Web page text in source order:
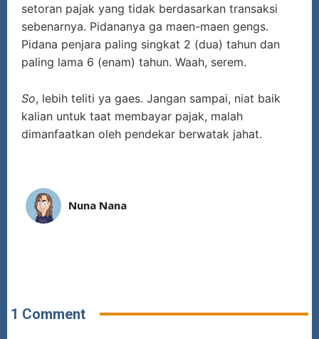
setoran pajak yang tidak berdasarkan transaksi
sebenarnya. Pidananya ga maen-maen gengs.
Pidana penjara paling singkat 2 (dua) tahun dan
paling lama 6 (enam) tahun. Waah, serem.
So, lebih teliti ya gaes. Jangan sampai, niat baik
kalian untuk taat membayar pajak, malah
dimanfaatkan oleh pendekar berwatak jahat.
Nuna Nana
1 Comment